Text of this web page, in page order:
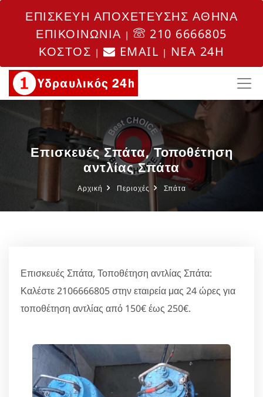
ΕΠΙΣΚΕΥΗ ΑΠΟΧΕΤΕΥΣΗΣ ΑΘΗΝΑ
ΕΠΙΚΟΙΝΩΝΙΑ |
210 6666805
ΚΟΣΤΟΣ | EMAIL | NEA 24H
Επισκευές Σπάτα, Τοποθέτηση
αντλίας Σπάτα
Αρχική Περιοχές Σπάτα
Επισκευές Σπάτα, Τοποθέτηση αντλίας Σπάτα:
Καλέστε 2106666805 στην εταιρεία μας 24 ώρες για
τοποθέτηση αντλίας από 150€ έως 250€.